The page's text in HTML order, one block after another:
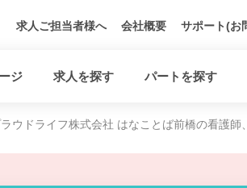
求人ご担当者様へ 会社概要 サポート(お
ジ 求人を探す パートを探す
ウドライフ株式会社 はなことば前橋の看護師